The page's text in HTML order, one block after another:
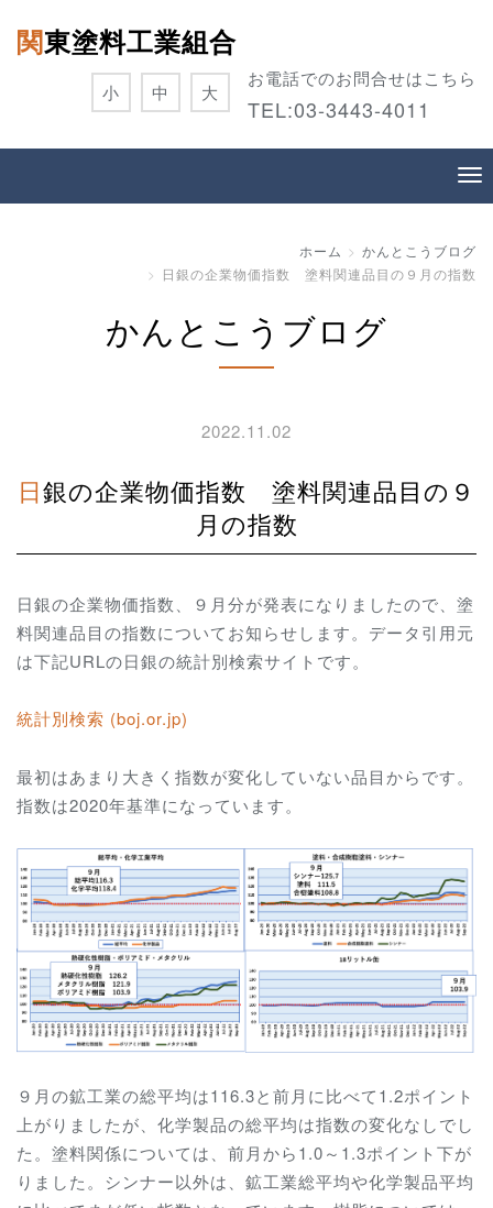
関東塗料工業組合
お電話でのお問合せはこちら
TEL:03-3443-4011
小 中 大
ホーム
かんとこうブログ
日銀の企業物価指数 塗料関連品目の９月の指数
かんとこうブログ
2022.11.02
日銀の企業物価指数 塗料関連品目の９
月の指数
日銀の企業物価指数、９月分が発表になりましたので、塗
料関連品目の指数についてお知らせします。データ引用元
は下記URLの日銀の統計別検索サイトです。
統計別検索 (boj.or.jp)
最初はあまり大きく指数が変化していない品目からです。
指数は2020年基準になっています。
９月の鉱工業の総平均は116.3と前月に比べて1.2ポイント
上がりましたが、化学製品の総平均は指数の変化なしでし
た。塗料関係については、前月から1.0～1.3ポイント下が
りました。シンナー以外は、鉱工業総平均や化学製品平均